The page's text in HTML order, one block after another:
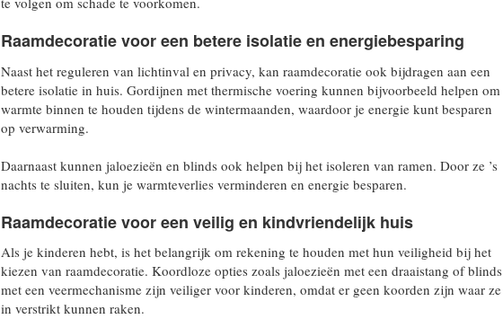
Raamdecoratie voor een betere isolatie en energiebesparing
Naast het reguleren van lichtinval en privacy, kan raamdecoratie ook bijdragen aan een
betere isolatie in huis. Gordijnen met thermische voering kunnen bijvoorbeeld helpen om
warmte binnen te houden tijdens de wintermaanden, waardoor je energie kunt besparen
op verwarming.
Daarnaast kunnen jaloezieën en blinds ook helpen bij het isoleren van ramen. Door ze ’s
nachts te sluiten, kun je warmteverlies verminderen en energie besparen.
Raamdecoratie voor een veilig en kindvriendelijk huis
Als je kinderen hebt, is het belangrijk om rekening te houden met hun veiligheid bij het
kiezen van raamdecoratie. Koordloze opties zoals jaloezieën met een draaistang of blinds
met een veermechanisme zijn veiliger voor kinderen, omdat er geen koorden zijn waar ze
in verstrikt kunnen raken.